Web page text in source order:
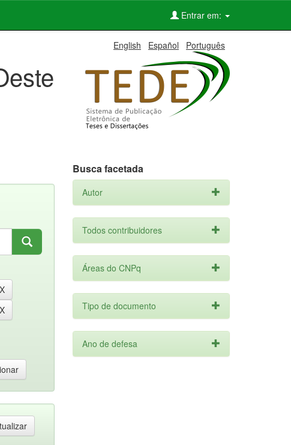
Entrar em:
English Español Português
Busca facetada
Autor
Todos contribuidores
Áreas do CNPq
Tipo de documento
Ano de defesa